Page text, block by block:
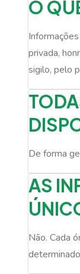
O
privada,
sigilo, pelo
De forma
AS
Não. Cada